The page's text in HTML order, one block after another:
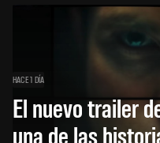
HACE 1 DÍA
El nuevo trailer
una de las